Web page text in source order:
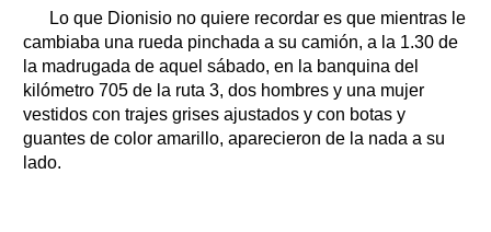
Lo que Dionisio no quiere recordar es que mientras le
cambiaba una rueda pinchada a su camión, a la 1.30 de
la madrugada de aquel sábado, en la banquina del
kilómetro 705 de la ruta 3, dos hombres y una mujer
vestidos con trajes grises ajustados y con botas y
guantes de color amarillo, aparecieron de la nada a su
lado.